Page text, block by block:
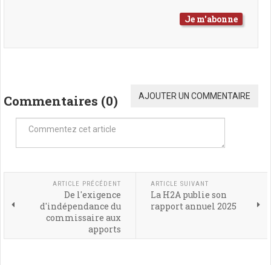
Je m'abonne
Commentaires (0) AJOUTER UN COMMENTAIRE
ARTICLE PRÉCÉDENT
De l'exigence
d'indépendance du
commissaire aux
apports
ARTICLE SUIVANT
La H2A publie son
rapport annuel 2025